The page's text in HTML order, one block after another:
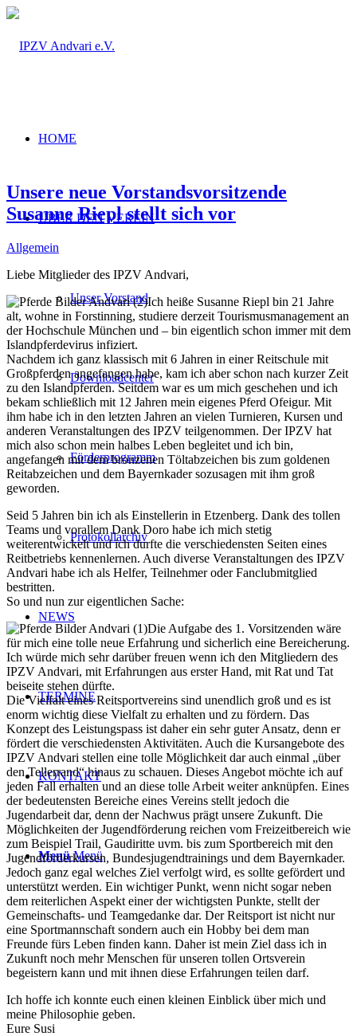
HOME
ÜBER DEN VEREIN
Unser Vorstand
Downloadcenter
Förderprogramm
Protokollarchiv
NEWS
TERMINE
KONTAKT
Menü Menü
Unsere neue Vorstandsvorsitzende
Susanne Riepl stellt sich vor
Allgemein
Liebe Mitglieder des IPZV Andvari,
Ich heiße Susanne Riepl bin 21 Jahre
alt, wohne in Forstinning, studiere derzeit Tourismusmanagement an
der Hochschule München und – bin eigentlich schon immer mit dem
Islandpferdevirus infiziert.
Nachdem ich ganz klassisch mit 6 Jahren in einer Reitschule mit
Großpferden angefangen habe, kam ich aber schon nach kurzer Zeit
zu den Islandpferden. Seitdem war es um mich geschehen und ich
bekam schließlich mit 12 Jahren mein eigenes Pferd Ofeigur. Mit
ihm habe ich in den letzten Jahren an vielen Turnieren, Kursen und
anderen Veranstaltungen des IPZV teilgenommen. Der IPZV hat
mich also schon mein halbes Leben begleitet und ich bin,
angefangen mit dem bronzenen Töltabzeichen bis zum goldenen
Reitabzeichen und dem Bayernkader sozusagen mit ihm groß
geworden.
Seid 5 Jahren bin ich als Einstellerin in Etzenberg. Dank des tollen
Teams und vorallem Dank Doro habe ich mich stetig
weiterentwickelt und ich durfte die verschiedensten Seiten eines
Reitbetriebs kennenlernen. Auch diverse Veranstaltungen des IPZV
Andvari habe ich als Helfer, Teilnehmer oder Fanclubmitglied
bestritten.
So und nun zur eigentlichen Sache:
Die Aufgabe des 1. Vorsitzenden wäre
für mich eine tolle neue Erfahrung und sicherlich eine Bereicherung.
Ich würde mich sehr darüber freuen wenn ich den Mitgliedern des
IPZV Andvari, mit Erfahrungen aus erster Hand, mit Rat und Tat
beiseite stehen dürfte.
Die Vielfalt eines Reitsportvereins sind unendlich groß und es ist
enorm wichtig diese Vielfalt zu erhalten und zu fördern. Das
Konzept des Leistungspass ist daher ein sehr guter Ansatz, denn er
fördert die verschiedensten Aktivitäten. Auch die Kursangebote des
IPZV Andvari stellen eine tolle Möglichkeit dar auch einmal „über
den Tellerrand“ hinaus zu schauen. Dieses Angebot möchte ich auf
jeden Fall erhalten und an diese tolle Arbeit weiter anknüpfen. Eines
der bedeutensten Bereiche eines Vereins stellt jedoch die
Jugendarbeit dar, denn der Nachwus prägt unsere Zukunft. Die
Möglichkeiten der Jugendförderung reichen vom Freizeitbereich wie
zum Beispiel Trail, Gaudiritte uvm. bis zum Sportbereich mit den
Jugendförderkursen, Bundesjugendtrainings und dem Bayernkader.
Jedoch ganz egal welches Ziel verfolgt wird, es sollte gefördert und
unterstützt werden. Ein wichtiger Punkt, wenn nicht sogar neben
dem reiterlichen Aspekt einer der wichtigsten Punkte, stellt der
Gemeinschafts- und Teamgedanke dar. Der Reitsport ist nicht nur
eine Sportmannschaft sondern auch ein Hobby bei dem man
Freunde fürs Leben finden kann. Daher ist mein Ziel dass ich in
Zukunft noch mehr Menschen für unseren tollen Ortsverein
begeistern kann und mit ihnen diese Erfahrungen teilen darf.
Ich hoffe ich konnte euch einen kleinen Einblick über mich und
meine Philosophie geben.
Eure Susi